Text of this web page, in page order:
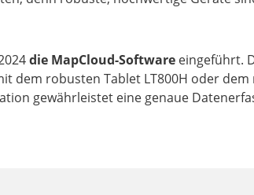
die MapCloud-Software eingeführt.
robusten Tablet LT800H oder dem
gewährleistet eine genaue